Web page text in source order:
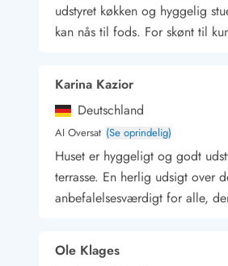
Vandring langs Vestkysten
Vandski for hele familien
Historiske museer
Kunstmuseer
Kunsthåndværk og gallerier
Kulinariske oplevelser
Sandskulpturfestival
Hold jul i sommerhuset
Vikingetiden i Danmark
udstyret køkken og hyggelig
kan nås til fods. For skønt til
Karina Kazior
Deutschland
AI Oversat (Se oprindelig)
Huset er hyggeligt og godt
terrasse. En herlig udsigt over
anbefalelsesværdigt for alle,
Ole Klages